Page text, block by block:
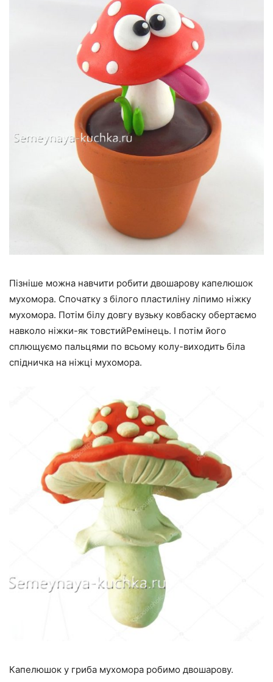
Пізніше можна навчити робити двошарову капелюшок
мухомора. Спочатку з білого пластиліну ліпимо ніжку
мухомора. Потім білу довгу вузьку ковбаску обертаємо
навколо ніжки-як товстийРемінець. І потім його
сплющуємо пальцями по всьому колу-виходить біла
спідничка на ніжці мухомора.
Капелюшок у гриба мухомора робимо двошарову.